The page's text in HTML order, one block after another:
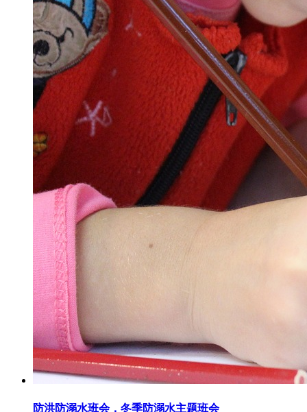
防洪防溺水班会，冬季防溺水主题班会